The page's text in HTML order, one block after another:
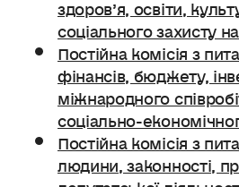
соціального захисту
Постійна комісія з
фінансів, бюджету,
міжнародного
соціально-
Постійна комісія з
людини, законності,